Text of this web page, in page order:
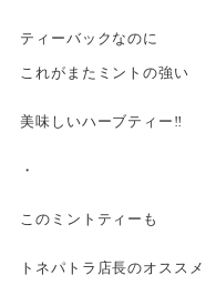
ティーバックなのに
これがまたミントの強い
美味しいハーブティー‼︎
・
このミントティーも
トネパトラ店長のオスス